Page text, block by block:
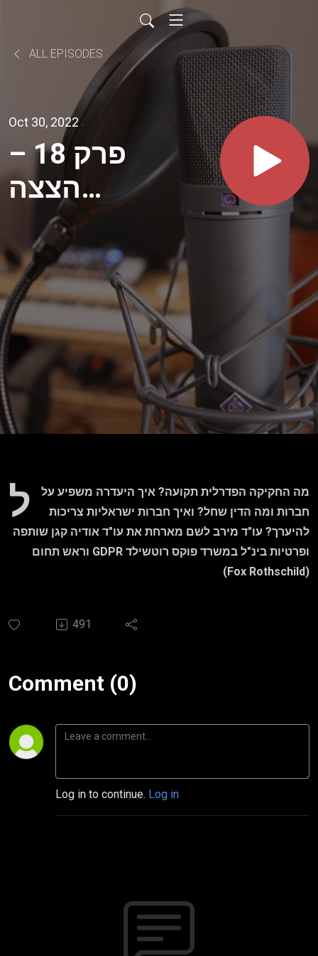
ALL EPISODES
Oct 30, 2022
פרק 18 –
הצצה
לדיני
הגנת
הפרטיות
בארצות
הברית
ל
מה החקיקה הפדרלית תקועה? איך היעדרה משפיע על
חברות ומה הדין שחל? ואיך חברות ישראליות צריכות
להיערך? עו"ד מירב לשם מארחת את עו"ד אודיה קגן שותפה
וראש תחום GDPR ופרטיות בינ"ל במשרד פוקס רוטשילד
(Fox Rothschild)
491
Comment (0)
Log in to continue. Log in